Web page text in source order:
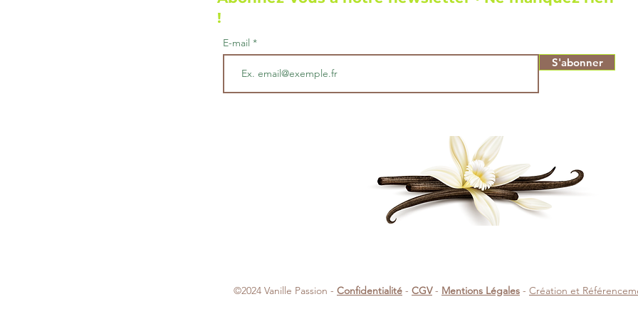
!
E-mail
S'abonner
©2024 Vanille Passion - Confidentialité - CGV- Mentions Légales - Création et